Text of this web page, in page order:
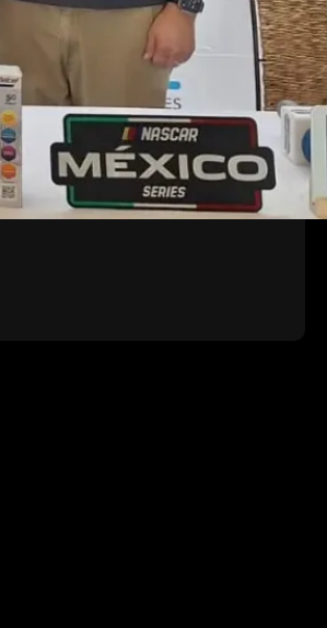
El México GP presenta a Michel
Jourdain Jr. como embajador
de la edición 2026